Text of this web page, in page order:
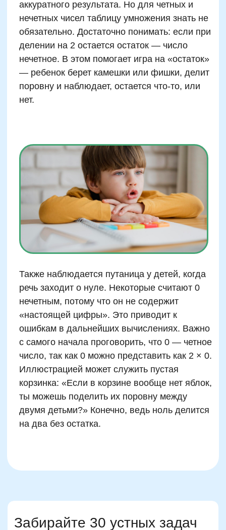
запомнить логику на уровне образов.
В онлайн-курсах и занятияхиспользуются
истории с участием волшебников, строящих
башни из четных кирпичей, или гномов,
которые умеют делить только поровну. Один
из примеров — задание от лесных фей,
которым нужны помощники, умеющие
сортировать вещи на парные и лишние. На
практике такие истории дают больше
вовлечения, чем сухой перечень правил. А
Интерактивные задания
на классификацию чисел
Интерактивные задания формируют
прочную базу понимания четности, если они
правильно отстроены по уровню сложности
и вовлеченности. Начать стоит с визуальной
классификации чисел. Это может быть поле
из 20 цифр, разбросанных в случайном
порядке, где ребенку нужно выделить
четные зеленым, а нечетные — красным
цветом. Такая медленная работа с акцентом
на выбор активирует внимание и развивает
навык быстрых решающих стратегий.
Следующий уровень — динамические
задания. Например, преподаватель
называет числа вслух, а ученики хлопают в
ладоши только на четные или только на